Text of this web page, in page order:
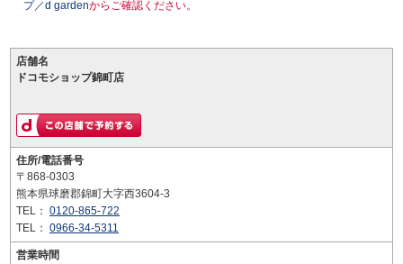
プ／d gardenからご確認ください。
店舗名
ドコモショップ錦町店
住所/電話番号
〒868-0303
熊本県球磨郡錦町大字西3604-3
TEL： 0120-865-722
TEL： 0966-34-5311
営業時間